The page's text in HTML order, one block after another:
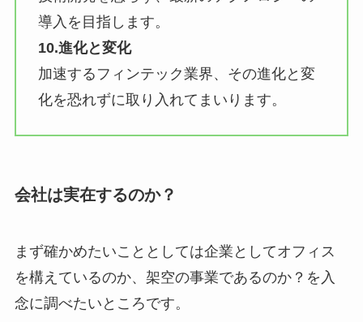
導入を目指します。
10.進化と変化
加速するフィンテック業界、その進化と変
化を恐れずに取り入れてまいります。
会社は実在するのか？
まず確かめたいこととしては企業としてオフィス
を構えているのか、架空の事業であるのか？を入
念に調べたいところです。